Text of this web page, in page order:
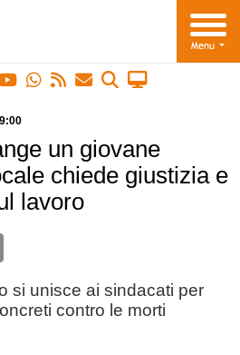
un giovane
chiede giustizia e
lavoro
Email
si unisce ai sindacati per
contro le morti